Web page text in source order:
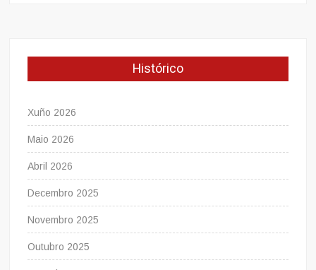
Histórico
Xuño 2026
Maio 2026
Abril 2026
Decembro 2025
Novembro 2025
Outubro 2025